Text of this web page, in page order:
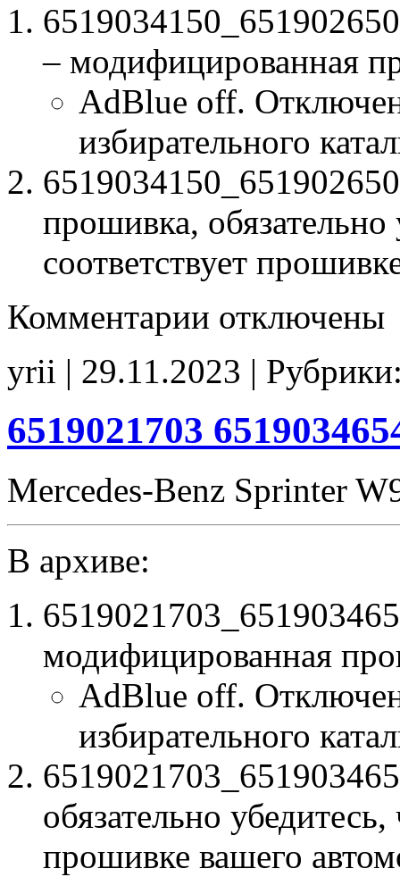
– модифицированная
AdBlue off.
избирательного
прошивка, обязательно
соответствует
Комментарии записи
CRD3P
Adblue_off
отключены
yrii | 29.11.2023 |
6519021703
Mercedes-Benz Sprinter
В архиве:
модифицированная
AdBlue off.
избирательного
обязательно
прошивке вашего